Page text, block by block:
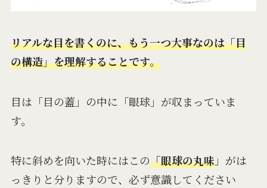
リアルな目を書くのに、もう一つ大事なのは「目
の構造」を理解することです。
目は「目の蓋」の中に「眼球」が収まっていま
す。
特に斜めを向いた時にはこの「眼球の丸味」がは
っきりと分りますので、必ず意識してください